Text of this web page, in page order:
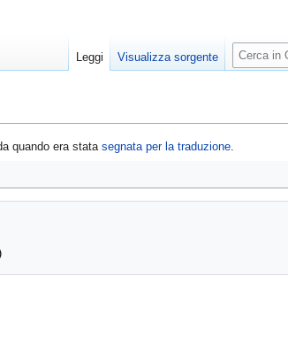
quando era statasegnata per la traduzione.
Leggi Visualizza sorgente
R
i
r
c